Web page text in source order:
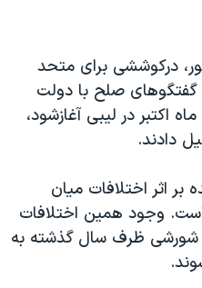
درکوششی برای متحد
صلح با دولت
سودان، که قرار است از روز ۲۷ ماه اکتبر در ليبی آغازشود،
دادند.
اثر اختلافات ميان
وجود همين اختلافات
ظرف سال گذشته به